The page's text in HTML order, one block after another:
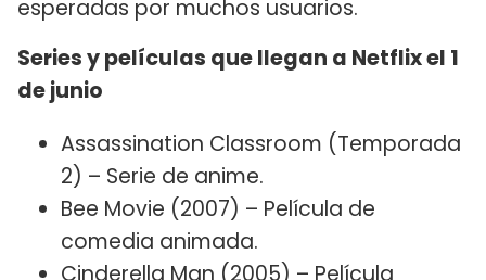
esperadas por muchos usuarios.
Series y películas que llegan a Netflix el 1
de junio
Assassination Classroom (Temporada
2) – Serie de anime.
Bee Movie (2007) – Película de
comedia animada.
Cinderella Man (2005) – Película